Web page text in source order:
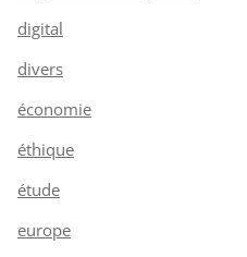
digital
divers
économie
éthique
étude
europe